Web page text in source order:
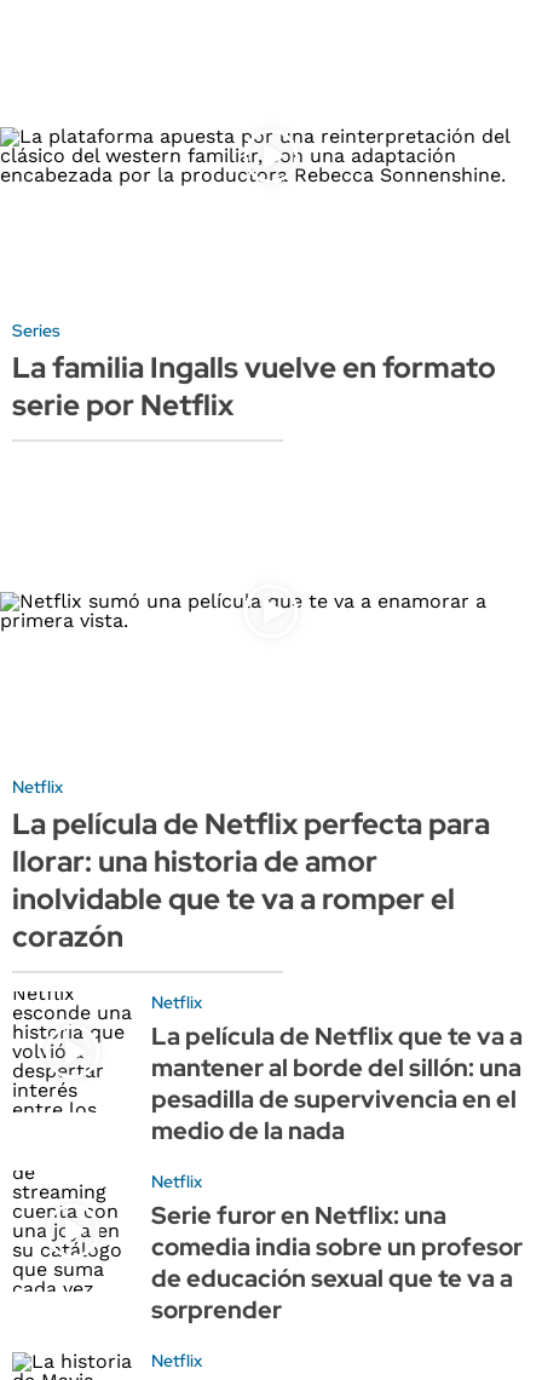
Series
La familia Ingalls vuelve en formato
serie por Netflix
Netflix
La película de Netflix perfecta para
llorar: una historia de amor
inolvidable que te va a romper el
corazón
Netflix
La película de Netflix que te va a
mantener al borde del sillón: una
pesadilla de supervivencia en el
medio de la nada
Netflix
Serie furor en Netflix: una
comedia india sobre un profesor
de educación sexual que te va a
sorprender
Netflix